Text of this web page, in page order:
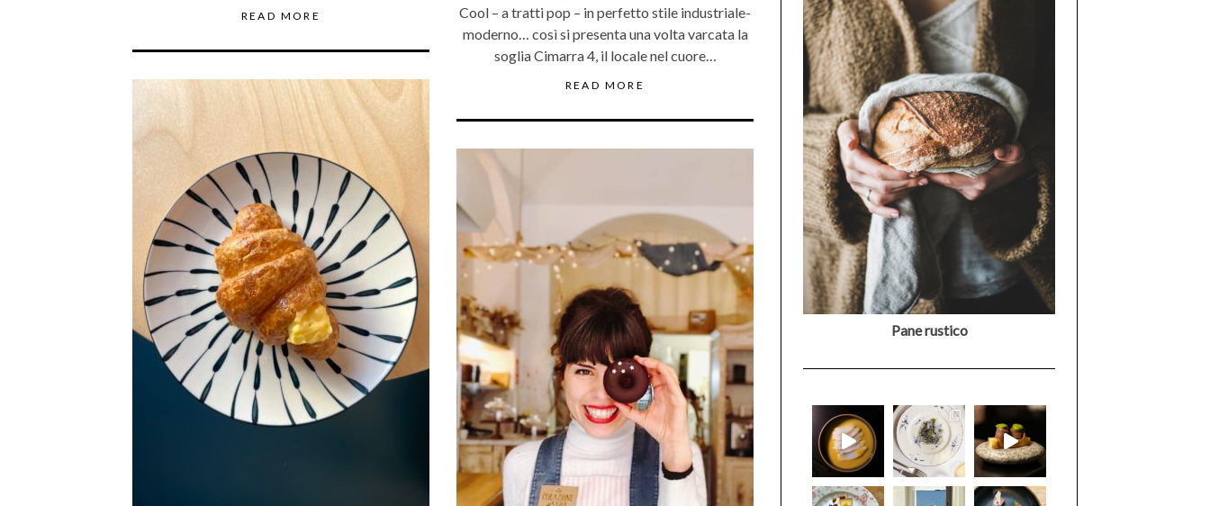
READ MORE
Cool – a tratti pop – in perfetto stile industriale-
moderno… così si presenta una volta varcata la
soglia Cimarra 4, il locale nel cuore…
READ MORE
Pane rustico